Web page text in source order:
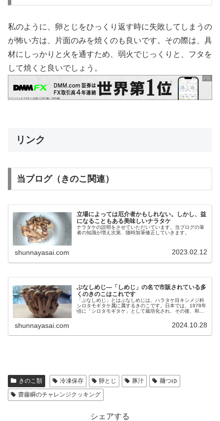
私のように、卵とじをひっくり返す時に失敗してしまうの
が怖い方は、片面のみを焼くのも良いです。その際は、具
材にしっかりと火を通すため、弱火でじっくりと、フタを
して焼くと良いでしょう。
リンク
当ブログ（きのこ関連）
立場によっては厄介者かもしれない。しかし、益
になることもある美味しいナラタケ
ナラタケの説明をさせていただいています。当ブログの筆
者の知識が増え次第、随時加筆修正していきます。
shunnayasai.com 2023.02.12
ぶなしめじ―「しめじ」の名で市販されている多
くのきのこはこれです
「ぶなしめじ」とはぶなしめじは、ハラタケ目キシメジ科
シロタモギタケ属に属するきのこです。日本では、1978年
頃に「シロタモギタケ」として栽培化され、その後、和名
shunnayasai.com 2024.10.28
きのこ類 冷凍保存 卵とじ 豚汁
麺つゆ
齋藤瞬のチャレンジクッキング
シェアする